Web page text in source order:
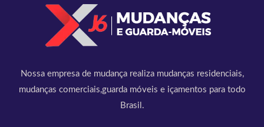
Nossa empresa de mudança realiza mudanças residenciais,
mudanças comerciais,guarda móveis e içamentos para todo
Brasil.